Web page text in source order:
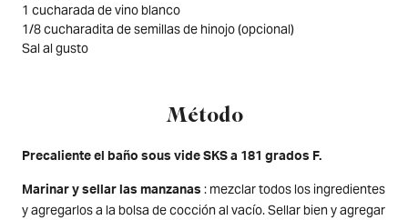
1 cucharada de vino blanco
1/8 cucharadita de semillas de hinojo (opcional)
Sal al gusto
Método
Precaliente el baño sous vide SKS a 181 grados F.
Marinar y sellar las manzanas : mezclar todos los ingredientes
y agregarlos a la bolsa de cocción al vacío. Sellar bien y agregar